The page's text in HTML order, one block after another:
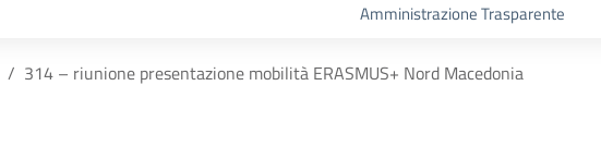
Amministrazione Trasparente
314 – riunione presentazione mobilità ERASMUS+ Nord Macedonia